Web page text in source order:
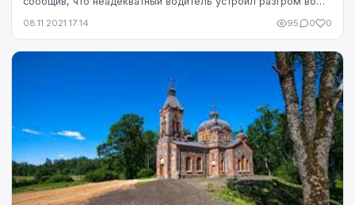
08.11.2021 17:14 95 0 0